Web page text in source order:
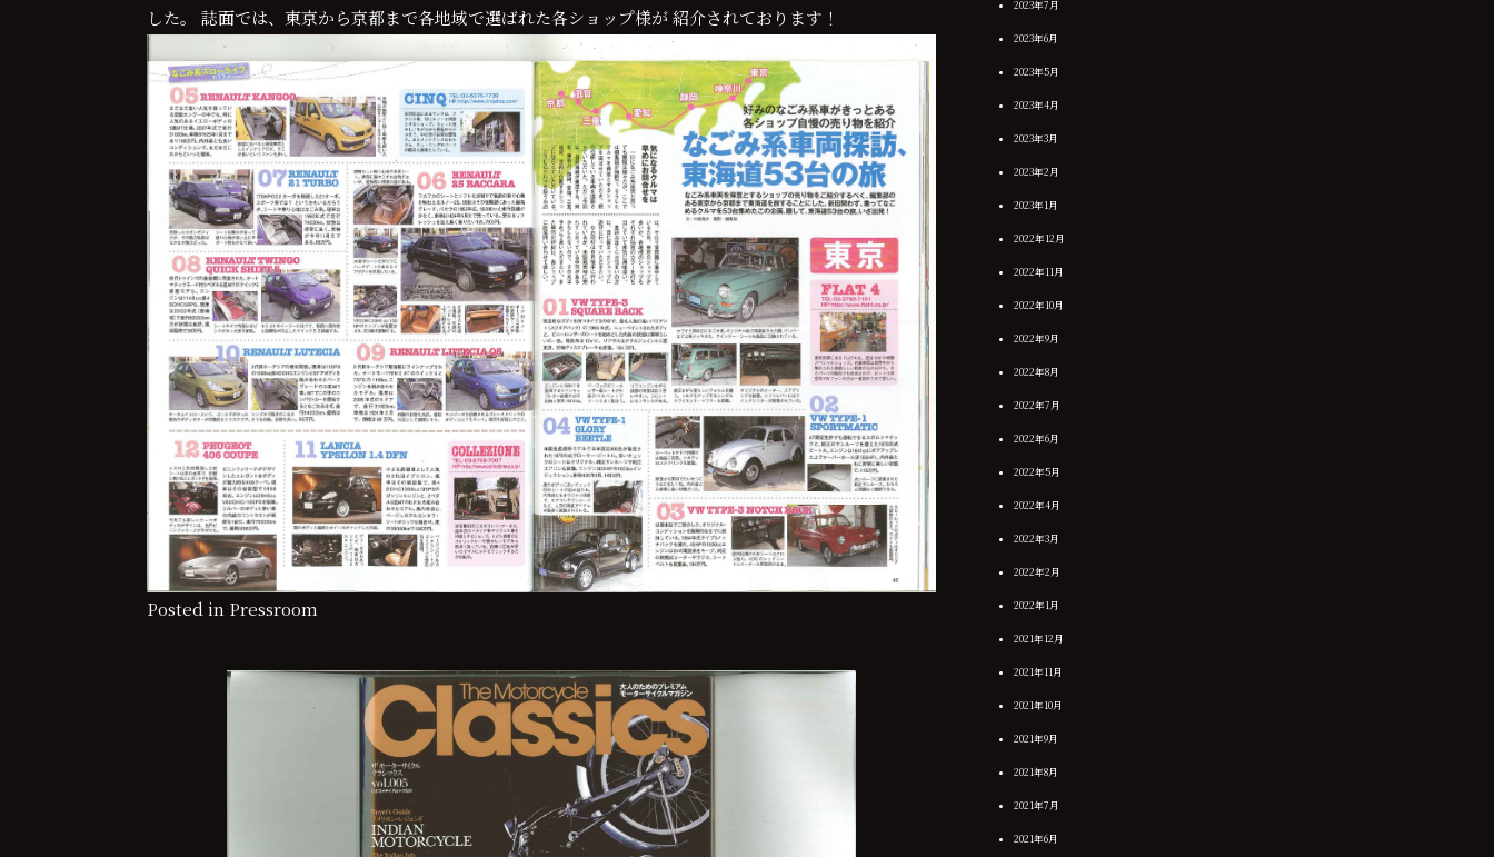
した。 誌面では、東京から京都まで各地域で選ばれた各ショップ様が 紹介されております！
Posted in Pressroom
2023年7月
2023年6月
2023年5月
2023年4月
2023年3月
2023年2月
2023年1月
2022年12月
2022年11月
2022年10月
2022年9月
2022年8月
2022年7月
2022年6月
2022年5月
2022年4月
2022年3月
2022年2月
2022年1月
2021年12月
2021年11月
2021年10月
2021年9月
2021年8月
2021年7月
2021年6月